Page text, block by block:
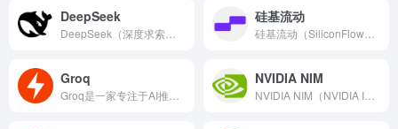
DeepSeek 硅基流动
Groq NVIDIA NIM